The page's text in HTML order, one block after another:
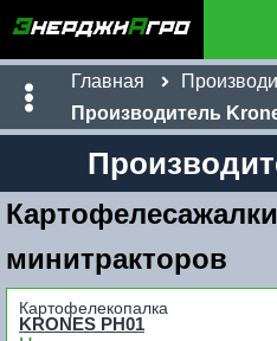
Главная
Производитель
минитракторов
Картофелекопалка
KRONES PH01